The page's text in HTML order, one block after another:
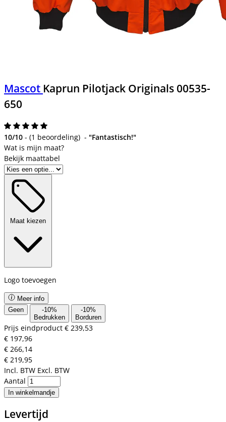
Mascot Kaprun Pilotjack Originals 00535-
650
10/10 - (1 beoordeling) - "Fantastisch!"
Bekijk maattabel
Maat kiezen
Logo toevoegen
Meer info
Geen
-10%
Bedrukken
-10%
Borduren
Prijs eindproduct € 239,53
€ 197,96
€ 266,14
€ 219,95
Incl. BTW Excl. BTW
Aantal
In winkelmandje
Levertijd